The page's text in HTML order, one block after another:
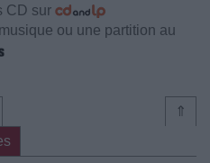
CD sur
ou une partition au
⇑